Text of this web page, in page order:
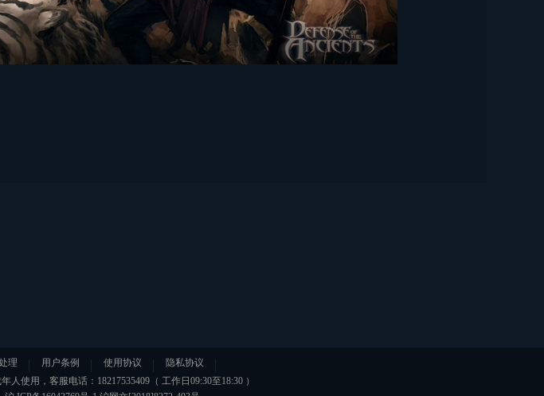
理 用户条例 使用协议
隐私协议
使用，客服电话：18217535409（ 工作日09:30至18:30 ）